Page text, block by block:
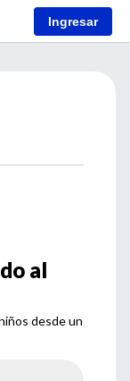
Ingresar
al
desde un